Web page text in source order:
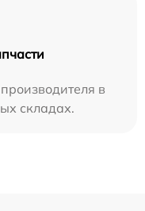
в
складах.